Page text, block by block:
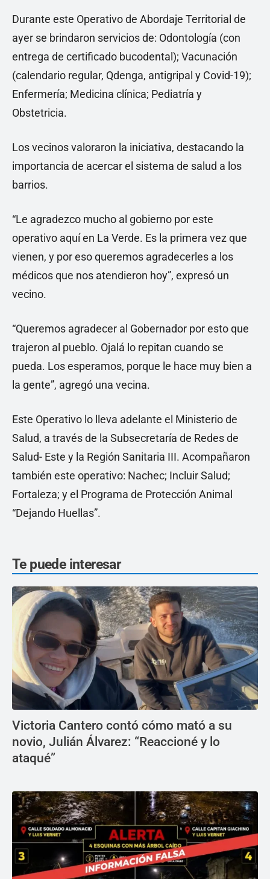
Durante este Operativo de Abordaje Territorial de
ayer se brindaron servicios de: Odontología (con
entrega de certificado bucodental); Vacunación
(calendario regular, Qdenga, antigripal y Covid-19);
Enfermería; Medicina clínica; Pediatría y
Obstetricia.
Los vecinos valoraron la iniciativa, destacando la
importancia de acercar el sistema de salud a los
barrios.
“Le agradezco mucho al gobierno por este
operativo aquí en La Verde. Es la primera vez que
vienen, y por eso queremos agradecerles a los
médicos que nos atendieron hoy”, expresó un
vecino.
“Queremos agradecer al Gobernador por esto que
trajeron al pueblo. Ojalá lo repitan cuando se
pueda. Los esperamos, porque le hace muy bien a
la gente”, agregó una vecina.
Este Operativo lo lleva adelante el Ministerio de
Salud, a través de la Subsecretaría de Redes de
Salud- Este y la Región Sanitaria III. Acompañaron
también este operativo: Nachec; Incluir Salud;
Fortaleza; y el Programa de Protección Animal
“Dejando Huellas”.
Te puede interesar
Victoria Cantero contó cómo mató a su
novio, Julián Álvarez: “Reaccioné y lo
ataqué”